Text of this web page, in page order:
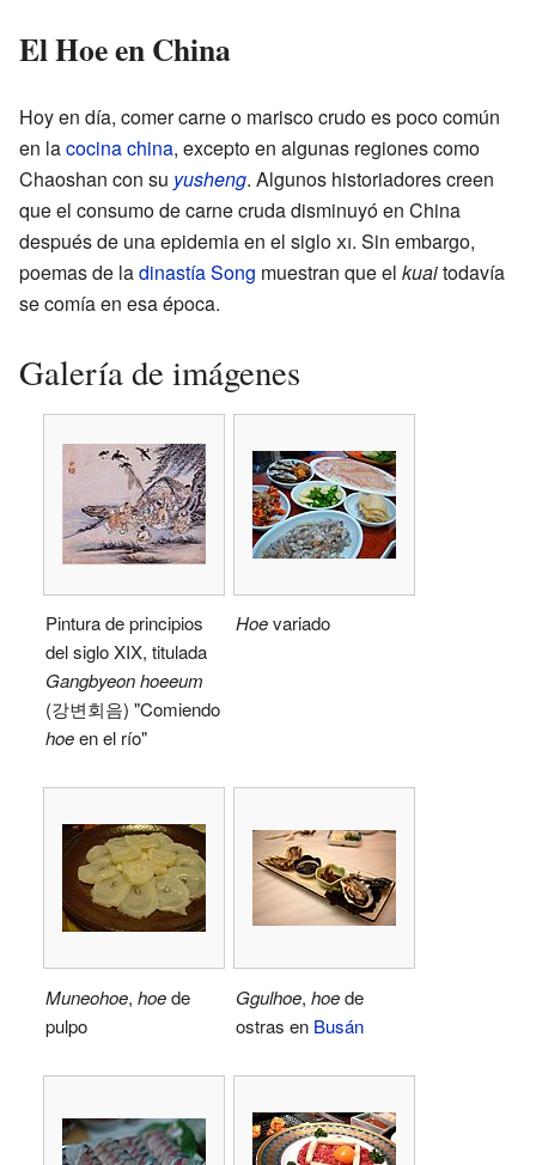
El Hoe en China
Hoy en día, comer carne o marisco crudo es poco común
en lacocina china, excepto en algunas regiones como
Chaoshan con su yusheng. Algunos historiadores creen
que el consumo de carne cruda disminuyó en China
después de una epidemia en el sigloxi. Sin embargo,
poemas de ladinastía Song muestran que el kuaitodavía
se comía en esa época.
Galería de imágenes
Pintura de principios
del siglo XIX, titulada
Gangbyeon hoeeum
(강변회음) "Comiendo
hoeen el río"
Hoevariado
Muneohoe, hoede
pulpo
Ggulhoe, hoede
ostras en Busán